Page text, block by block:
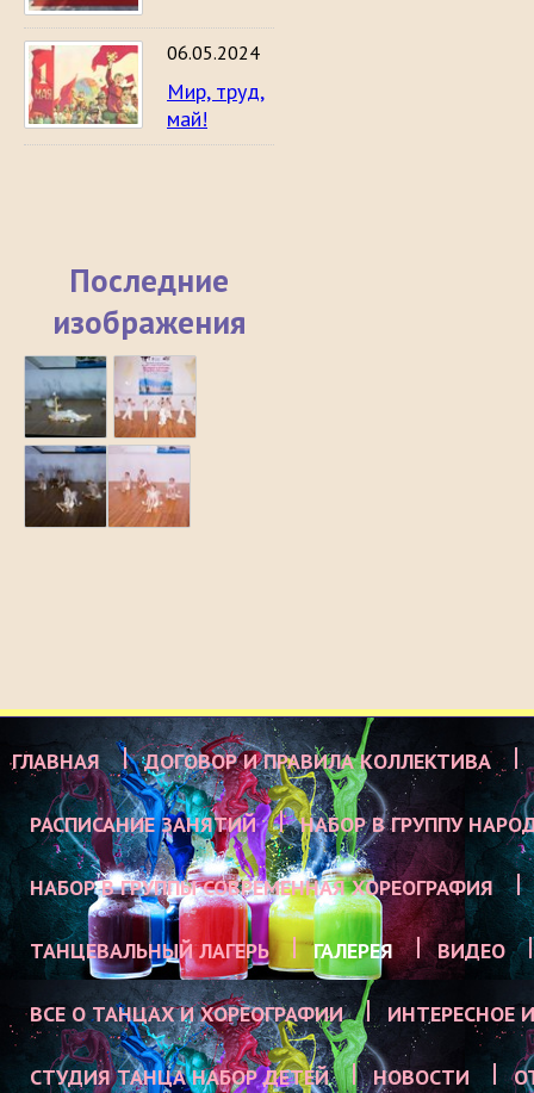
06.05.2024
Мир, труд,
май!
Последние
изображения
ГЛАВНАЯ ДОГОВОР И ПРАВИЛА КОЛЛЕКТИВА
РАСПИСАНИЕ ЗАНЯТИЙ НАБОР В ГРУППУ
НАБОР В ГРУППЫ СОВРЕМЕННАЯ ХОРЕОГРАФИЯ
ТАНЦЕВАЛЬНЫЙ ЛАГЕРЬ ГАЛЕРЕЯ ВИДЕО
ВСЕ О ТАНЦАХ И ХОРЕОГРАФИИ ИНТЕРЕСНОЕ
СТУДИЯ ТАНЦА НАБОР ДЕТЕЙ НОВОСТИ